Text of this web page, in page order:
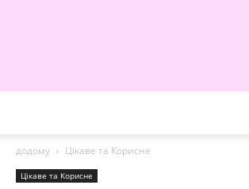
додому
Цікаве та Корисне
Цікаве та Корисне